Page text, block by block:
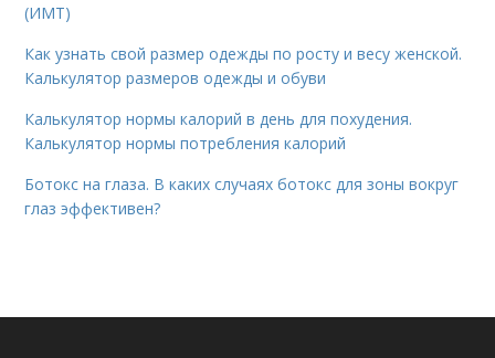
(ИМТ)
Как узнать свой размер одежды по росту и весу женской.
Калькулятор размеров одежды и обуви
Калькулятор нормы калорий в день для похудения.
Калькулятор нормы потребления калорий
Ботокс на глаза. В каких случаях ботокс для зоны вокруг
глаз эффективен?